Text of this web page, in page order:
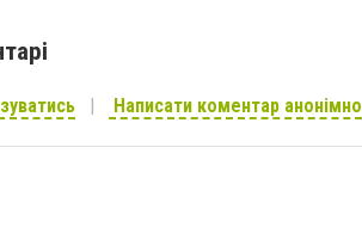
Написати коментар анонімно